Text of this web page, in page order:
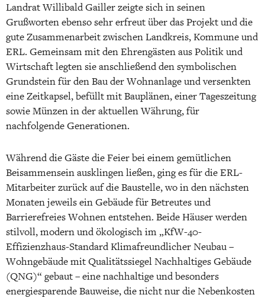
Landrat Willibald Gailler zeigte sich in seinen
Grußworten ebenso sehr erfreut über das Projekt und die
gute Zusammenarbeit zwischen Landkreis, Kommune und
ERL. Gemeinsam mit den Ehrengästen aus Politik und
Wirtschaft legten sie anschließend den symbolischen
Grundstein für den Bau der Wohnanlage und versenkten
eine Zeitkapsel, befüllt mit Bauplänen, einer Tageszeitung
sowie Münzen in der aktuellen Währung, für
nachfolgende Generationen.
Während die Gäste die Feier bei einem gemütlichen
Beisammensein ausklingen ließen, ging es für die ERL-
Mitarbeiter zurück auf die Baustelle, wo in den nächsten
Monaten jeweils ein Gebäude für Betreutes und
Barrierefreies Wohnen entstehen. Beide Häuser werden
stilvoll, modern und ökologisch im „KfW-40-
Effizienzhaus-Standard Klimafreundlicher Neubau –
Wohngebäude mit Qualitätssiegel Nachhaltiges Gebäude
(QNG)“ gebaut – eine nachhaltige und besonders
energiesparende Bauweise, die nicht nur die Nebenkosten